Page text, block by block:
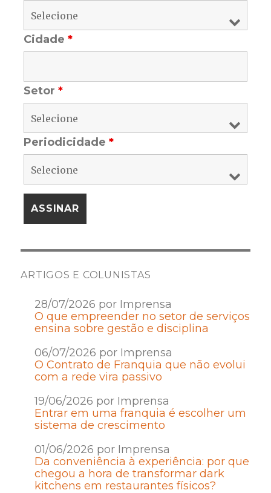
Cidade*
Setor*
Periodicidade*
ARTIGOS E COLUNISTAS
28/07/2026 por Imprensa
O que empreender no setor de serviços
ensina sobre gestão e disciplina
06/07/2026 por Imprensa
O Contrato de Franquia que não evolui
com a rede vira passivo
19/06/2026 por Imprensa
Entrar em uma franquia é escolher um
sistema de crescimento
01/06/2026 por Imprensa
Da conveniência à experiência: por que
chegou a hora de transformar dark
kitchens em restaurantes físicos?